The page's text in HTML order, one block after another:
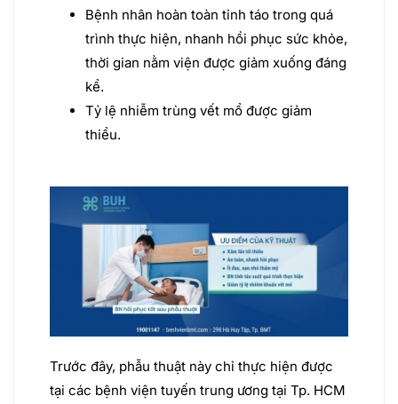
Bệnh nhân hoàn toàn tỉnh táo trong quá
trình thực hiện, nhanh hồi phục sức khỏe,
thời gian nằm viện được giảm xuống đáng
kể.
Tỷ lệ nhiễm trùng vết mổ được giảm
thiểu.
Trước đây, phẫu thuật này chỉ thực hiện được
tại các bệnh viện tuyến trung ương tại Tp. HCM